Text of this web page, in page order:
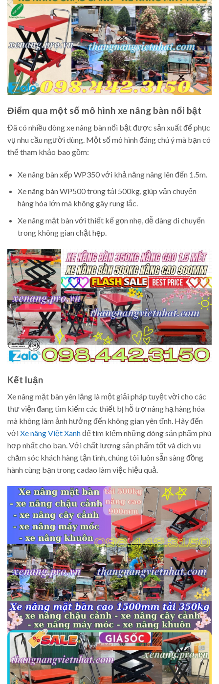
Điểm qua một số mô hình xe nâng bàn nổi bật
Đã có nhiều dòng xe nâng bàn nổi bật được sản xuất để phục
vụ nhu cầu người dùng. Một số mô hình đáng chú ý mà bạn có
thể tham khảo bao gồm:
Xe nâng bàn xếp WP350 với khả năng nâng lên đến 1.5m.
Xe nâng bàn WP500 trọng tải 500kg, giúp vận chuyển
hàng hóa lớn mà không gây rung lắc.
Xe nâng mặt bàn với thiết kế gọn nhẹ, dễ dàng di chuyển
trong không gian chật hẹp.
Kết luận
Xe nâng mặt bàn yên lặng là một giải pháp tuyệt vời cho các
thư viện đang tìm kiếm các thiết bị hỗ trợ nâng hạ hàng hóa
mà không làm ảnh hưởng đến không gian yên tĩnh. Hãy đến
vớiXe nâng Việt Xanhđể tìm kiếm những dòng sản phẩm phù
hợp nhất cho bạn. Với chất lượng sản phẩm tốt và dịch vụ
chăm sóc khách hàng tận tình, chúng tôi luôn sẵn sàng đồng
hành cùng bạn trong cadao làm việc hiệu quả.